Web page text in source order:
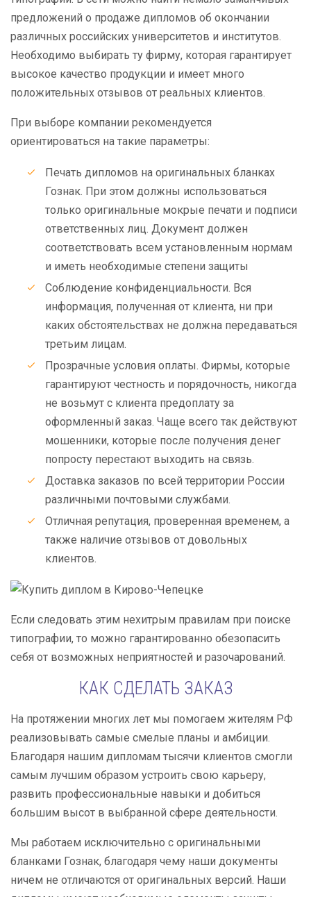
предложений о продаже дипломов об окончании
различных российских университетов и институтов.
Необходимо выбирать ту фирму, которая гарантирует
высокое качество продукции и имеет много
положительных отзывов от реальных клиентов.
При выборе компании рекомендуется
ориентироваться на такие параметры:
Печать дипломов на оригинальных бланках
Гознак. При этом должны использоваться
только оригинальные мокрые печати и подписи
ответственных лиц. Документ должен
соответствовать всем установленным нормам
и иметь необходимые степени защиты
Соблюдение конфиденциальности. Вся
информация, полученная от клиента, ни при
каких обстоятельствах не должна передаваться
третьим лицам.
Прозрачные условия оплаты. Фирмы, которые
гарантируют честность и порядочность, никогда
не возьмут с клиента предоплату за
оформленный заказ. Чаще всего так действуют
мошенники, которые после получения денег
попросту перестают выходить на связь.
Доставка заказов по всей территории России
различными почтовыми службами.
Отличная репутация, проверенная временем, а
также наличие отзывов от довольных
клиентов.
Если следовать этим нехитрым правилам при поиске
типографии, то можно гарантированно обезопасить
себя от возможных неприятностей и разочарований.
КАК СДЕЛАТЬ ЗАКАЗ
На протяжении многих лет мы помогаем жителям РФ
реализовывать самые смелые планы и амбиции.
Благодаря нашим дипломам тысячи клиентов смогли
самым лучшим образом устроить свою карьеру,
развить профессиональные навыки и добиться
большим высот в выбранной сфере деятельности.
Мы работаем исключительно с оригинальными
бланками Гознак, благодаря чему наши документы
ничем не отличаются от оригинальных версий. Наши